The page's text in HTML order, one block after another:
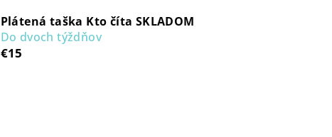
Plátená taška Kto číta SKLADOM
Do dvoch týždňov
€15